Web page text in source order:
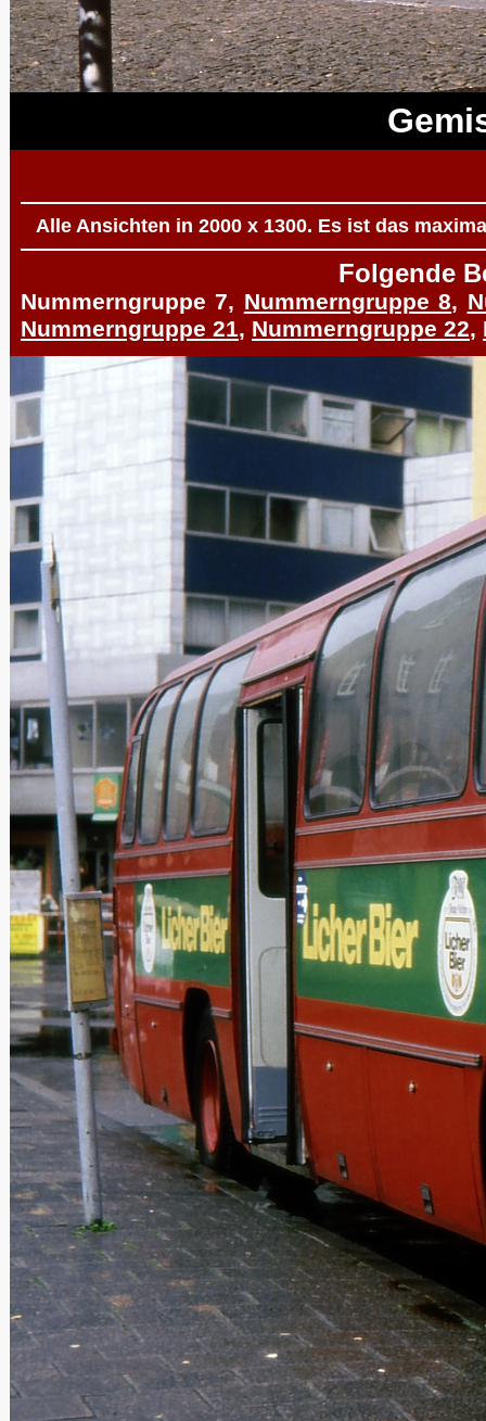
Alle Ansichten in 2000 x 1300. Es ist das
Folgende
Nummerngruppe 7, Nummerngruppe 8,
Nummerngruppe 21, Nummerngruppe 22,